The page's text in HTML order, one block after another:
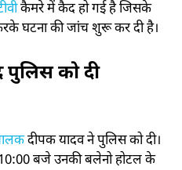
कैमरे में कैद हो गई है जिसके
घटना की जांच शुरू कर दी है।
को दी
दीपक यादव ने पुलिस को दी।
10:00 बजे उनकी बलेनो होटल के